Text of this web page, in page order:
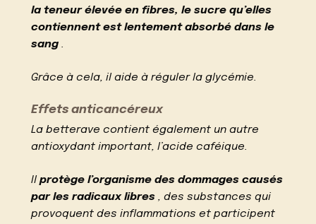
la teneur élevée en fibres, le sucre qu’elles
contiennent est lentement absorbé dans le
sang .
Grâce à cela, il aide à réguler la glycémie.
Effets anticancéreux
La betterave contient également un autre
antioxydant important, l’acide caféique.
Ilprotège l’organisme des dommages causés
par les radicaux libres , des substances qui
provoquent des inflammations et participent